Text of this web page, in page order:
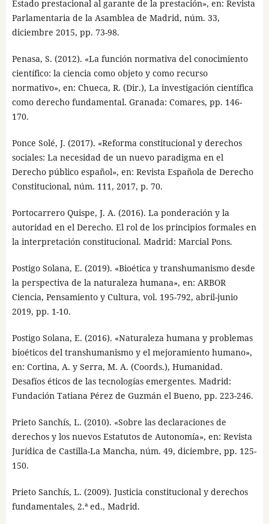
Estado prestacional al garante de la prestación», en: Revista
Parlamentaria de la Asamblea de Madrid, núm. 33,
diciembre 2015, pp. 73-98.
Penasa, S. (2012). «La función normativa del conocimiento
científico: la ciencia como objeto y como recurso
normativo», en: Chueca, R. (Dir.), La investigación científica
como derecho fundamental. Granada: Comares, pp. 146-
170.
Ponce Solé, J. (2017). «Reforma constitucional y derechos
sociales: La necesidad de un nuevo paradigma en el
Derecho público español», en: Revista Española de Derecho
Constitucional, núm. 111, 2017, p. 70.
Portocarrero Quispe, J. A. (2016). La ponderación y la
autoridad en el Derecho. El rol de los principios formales en
la interpretación constitucional. Madrid: Marcial Pons.
Postigo Solana, E. (2019). «Bioética y transhumanismo desde
la perspectiva de la naturaleza humana», en: ARBOR
Ciencia, Pensamiento y Cultura, vol. 195-792, abril-junio
2019, pp. 1-10.
Postigo Solana, E. (2016). «Naturaleza humana y problemas
bioéticos del transhumanismo y el mejoramiento humano»,
en: Cortina, A. y Serra, M. A. (Coords.), Humanidad.
Desafíos éticos de las tecnologías emergentes. Madrid:
Fundación Tatiana Pérez de Guzmán el Bueno, pp. 223-246.
Prieto Sanchís, L. (2010). «Sobre las declaraciones de
derechos y los nuevos Estatutos de Autonomía», en: Revista
Jurídica de Castilla-La Mancha, núm. 49, diciembre, pp. 125-
150.
Prieto Sanchís, L. (2009). Justicia constitucional y derechos
fundamentales, 2.ª ed., Madrid.